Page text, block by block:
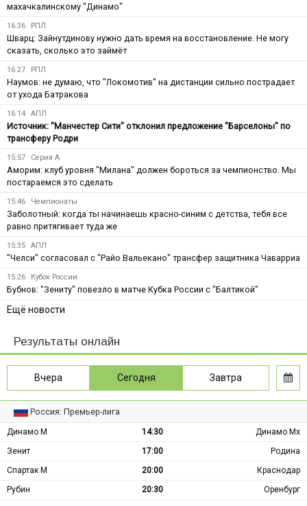
махачкалинскому "Динамо"
16:36 РПЛ
Шварц: Зайнутдинову нужно дать время на восстановление. Не могу
сказать, сколько это займёт
16:27 РПЛ
Наумов: не думаю, что "Локомотив" на дистанции сильно пострадает
от ухода Батракова
16:14 АПЛ
Источник: "Манчестер Сити" отклонил предложение "Барселоны" по
трансферу Родри
15:57 Серия А
Аморим: клуб уровня "Милана" должен бороться за чемпионство. Мы
постараемся это сделать
15:46 Чемпионаты
Заболотный: когда ты начинаешь красно-синим с детства, тебя все
равно притягивает туда же
15:35 АПЛ
"Челси" согласовал с "Райо Вальекано" трансфер защитника Чаварриа
15:26 Кубок России
Бубнов: "Зениту" повезло в матче Кубка России с "Балтикой"
Ещё новости
Результаты онлайн
Вчера Сегодня Завтра
Россия: Премьер-лига
Динамо М 14:30
Динамо Мх
Зенит
17:00
Родина
Спартак М
20:00
Краснодар
Рубин
20:30 Оренбург